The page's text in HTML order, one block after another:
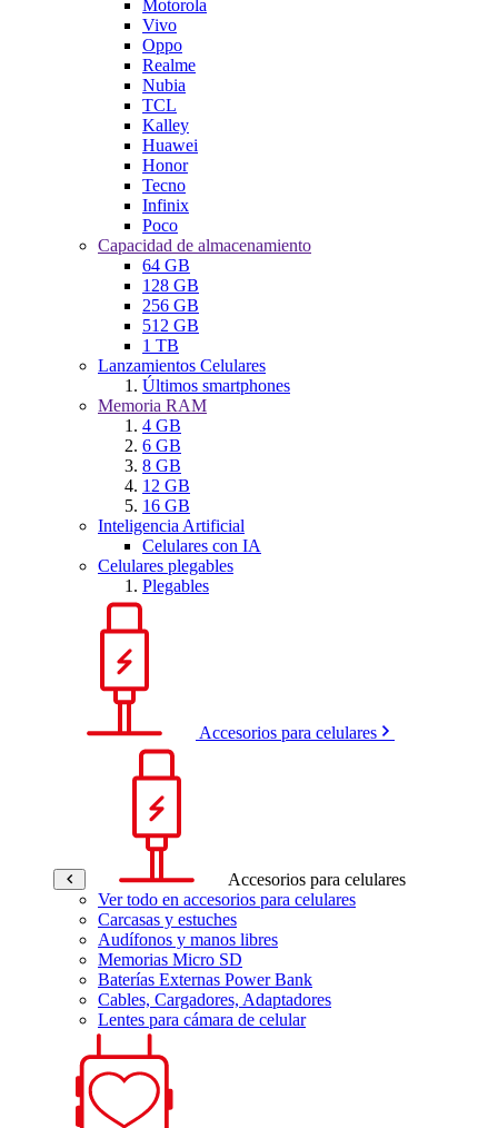
Motorola
Vivo
Oppo
Realme
Nubia
TCL
Kalley
Huawei
Honor
Tecno
Infinix
Poco
Capacidad de almacenamiento
64 GB
128 GB
256 GB
512 GB
1 TB
Lanzamientos Celulares
Últimos smartphones
Memoria RAM
4 GB
6 GB
8 GB
12 GB
16 GB
Inteligencia Artificial
Celulares con IA
Celulares plegables
Plegables
Accesorios para celulares
Accesorios para celulares
Ver todo en accesorios para celulares
Carcasas y estuches
Audífonos y manos libres
Memorias Micro SD
Baterías Externas Power Bank
Cables, Cargadores, Adaptadores
Lentes para cámara de celular